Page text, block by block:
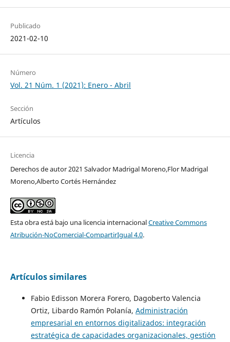
Publicado
2021-02-10
Número
Vol. 21 Núm. 1 (2021): Enero - Abril
Sección
Artículos
Licencia
Derechos de autor 2021 Salvador Madrigal Moreno,Flor Madrigal
Moreno,Alberto Cortés Hernández
Esta obra está bajo una licencia internacionalCreative Commons
Atribución-NoComercial-CompartirIgual 4.0.
Artículos similares
Fabio Edisson Morera Forero, Dagoberto Valencia
Ortiz, Libardo Ramón Polanía, Administración
empresarial en entornos digitalizados: integración
estratégica de capacidades organizacionales, gestión